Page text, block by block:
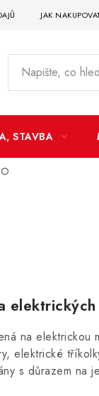
JAK
STAVBA
na
elektrické
s důrazem